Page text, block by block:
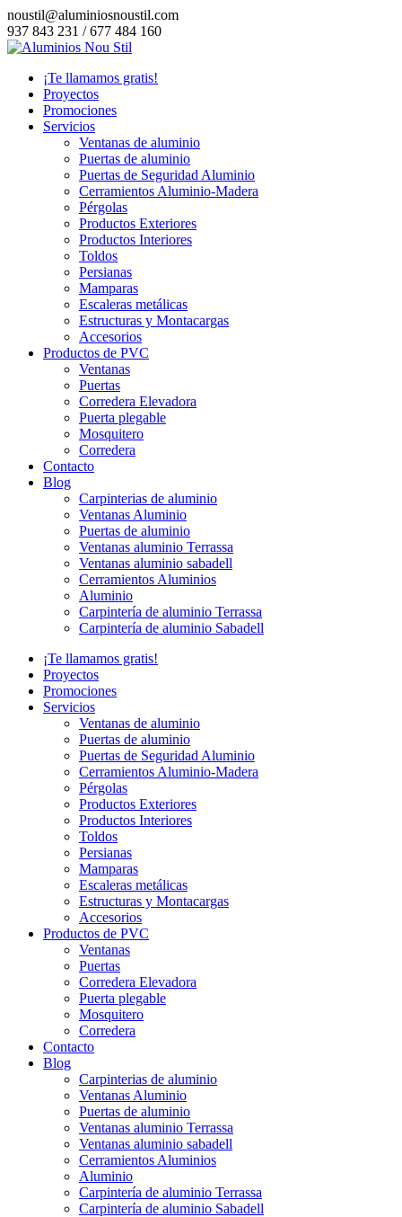
noustil@aluminiosnoustil.com
937 843 231 / 677 484 160
¡Te llamamos gratis!
Proyectos
Promociones
Servicios
Ventanas de aluminio
Puertas de aluminio
Puertas de Seguridad Aluminio
Cerramientos Aluminio-Madera
Pérgolas
Productos Exteriores
Productos Interiores
Toldos
Persianas
Mamparas
Escaleras metálicas
Estructuras y Montacargas
Accesorios
Productos de PVC
Ventanas
Puertas
Corredera Elevadora
Puerta plegable
Mosquitero
Corredera
Contacto
Blog
Carpinterias de aluminio
Ventanas Aluminio
Puertas de aluminio
Ventanas aluminio Terrassa
Ventanas aluminio sabadell
Cerramientos Aluminios
Aluminio
Carpintería de aluminio Terrassa
Carpintería de aluminio Sabadell
¡Te llamamos gratis!
Proyectos
Promociones
Servicios
Ventanas de aluminio
Puertas de aluminio
Puertas de Seguridad Aluminio
Cerramientos Aluminio-Madera
Pérgolas
Productos Exteriores
Productos Interiores
Toldos
Persianas
Mamparas
Escaleras metálicas
Estructuras y Montacargas
Accesorios
Productos de PVC
Ventanas
Puertas
Corredera Elevadora
Puerta plegable
Mosquitero
Corredera
Contacto
Blog
Carpinterias de aluminio
Ventanas Aluminio
Puertas de aluminio
Ventanas aluminio Terrassa
Ventanas aluminio sabadell
Cerramientos Aluminios
Aluminio
Carpintería de aluminio Terrassa
Carpintería de aluminio Sabadell